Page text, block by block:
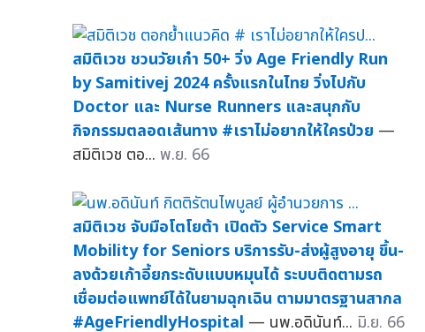
สมิติเวช ชวนวัยเก๋า 50+ วิ่ง Age Friendly Run
by Samitivej 2024 ครั้งแรกในไทย วิ่งไปกับ
Doctor และ Nurse Runners และสนุกกับ
กิจกรรมตลอดเส้นทาง #เราไม่อยากให้ใครป่วย —
สมิติเวช ตอ... พ.ย. 66
สมิติเวช จับมือโตโยต้า เปิดตัว Service Smart
Mobility for Seniors บริการรับ-ส่งผู้สูงอายุ ขึ้น-
ลงด้วยเก้าอี้ยกระดับแบบหมุนได้ ระบบติดตามรถ
เชื่อมต่อแพทย์ได้ในยามฉุกเฉิน ตามมาตรฐานสากล
#AgeFriendlyHospital — นพ.อดินันท์... มิ.ย. 66